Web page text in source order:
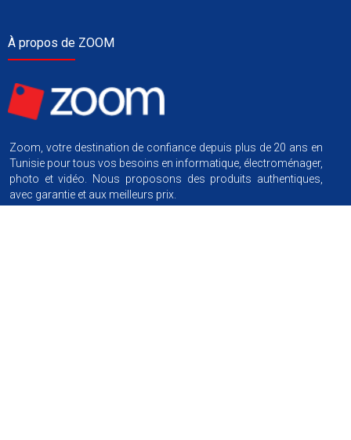
À propos de ZOOM
Zoom, votre destination de confiance depuis plus de 20 ans en
Tunisie pour tous vos besoins en informatique, électroménager,
photo et vidéo. Nous proposons des produits authentiques,
avec garantie et aux meilleurs prix.